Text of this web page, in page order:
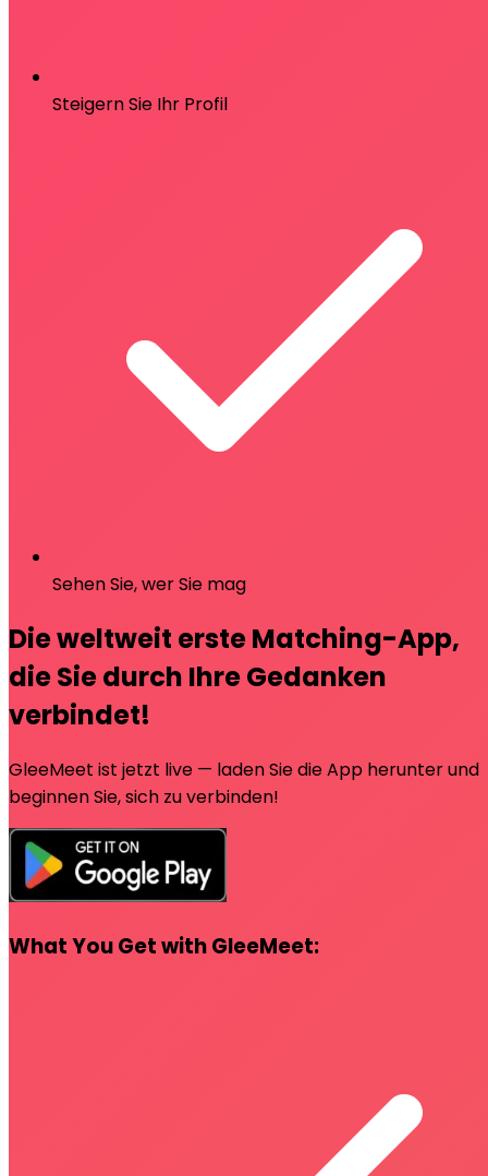
Steigern Sie Ihr Profil
Sehen Sie, wer Sie mag
Die weltweit erste Matching-App,
die Sie durch Ihre Gedanken
verbindet!
GleeMeet ist jetzt live — laden Sie die App herunter und
beginnen Sie, sich zu verbinden!
What You Get with GleeMeet: